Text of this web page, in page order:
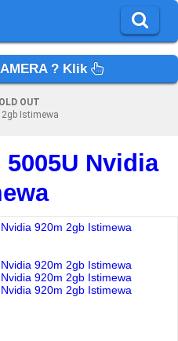
? Klik
OUT
Istimewa
Nvidia